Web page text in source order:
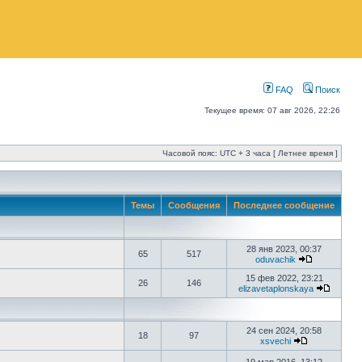
FAQ Поиск
Текущее время: 07 авг 2026, 22:26
Часовой пояс: UTC + 3 часа [ Летнее время ]
Темы Сообщения Последнее сообщение
65 517
28 янв 2023, 00:37
oduvachik
26 146
15 фев 2022, 23:21
elizavetaplonskaya
18 97
24 сен 2024, 20:58
xsvechi